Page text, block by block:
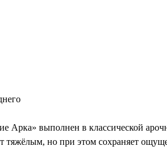
Арка» выполнен в классической
но при этом сохраняет